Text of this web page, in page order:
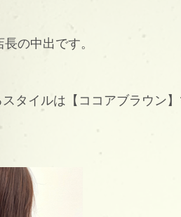
の中出です。
タイルは【ココアブラウン】